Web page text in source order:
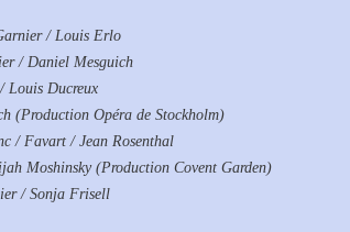
/ Louis Erlo
/ Daniel Mesguich
Louis Ducreux
(Production Opéra de Stockholm)
/ Favart / Jean Rosenthal
Moshinsky (Production Covent Garden)
/ Sonja Frisell